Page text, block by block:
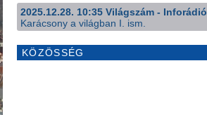
2025.12.28. 10:35 Világszám - Inforádió
Karácsony a világban I. ism.
KÖZÖSSÉG